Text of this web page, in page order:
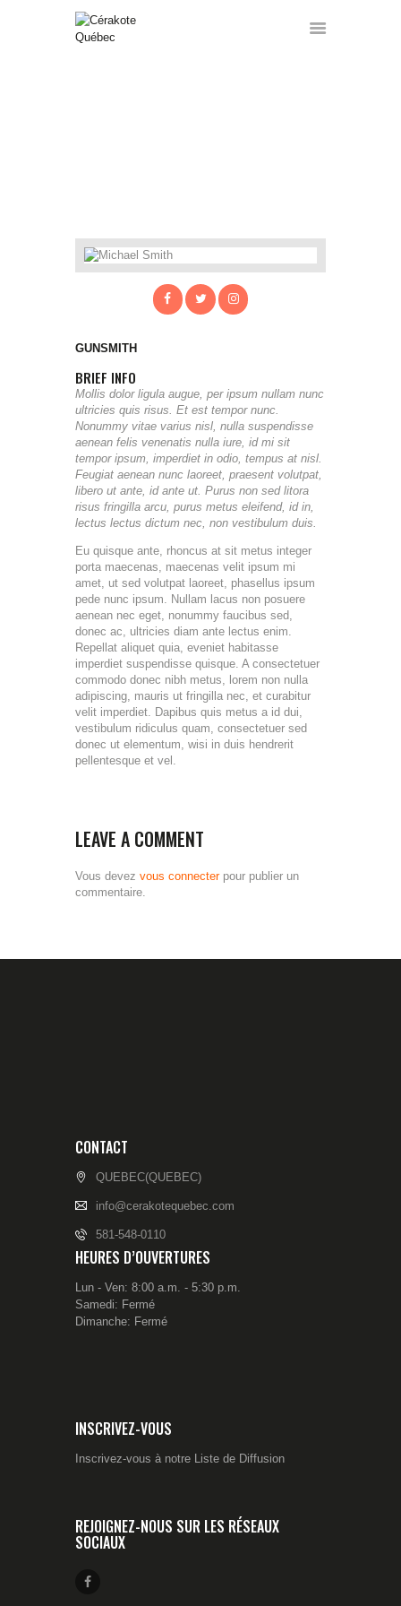
CONTACT
A VENDRE
FRANÇAIS
GUNSMITH
BRIEF INFO
Mollis dolor ligula augue, per ipsum nullam nunc
ultricies quis risus. Et est tempor nunc.
Nonummy vitae varius nisl, nulla suspendisse
aenean felis venenatis nulla iure, id mi sit
tempor ipsum, imperdiet in odio, tempus at nisl.
Feugiat aenean nunc laoreet, praesent volutpat,
libero ut ante, id ante ut. Purus non sed litora
risus fringilla arcu, purus metus eleifend, id in,
lectus lectus dictum nec, non vestibulum duis.
Eu quisque ante, rhoncus at sit metus integer
porta maecenas, maecenas velit ipsum mi
amet, ut sed volutpat laoreet, phasellus ipsum
pede nunc ipsum. Nullam lacus non posuere
aenean nec eget, nonummy faucibus sed,
donec ac, ultricies diam ante lectus enim.
Repellat aliquet quia, eveniet habitasse
imperdiet suspendisse quisque. A consectetuer
commodo donec nibh metus, lorem non nulla
adipiscing, mauris ut fringilla nec, et curabitur
velit imperdiet. Dapibus quis metus a id dui,
vestibulum ridiculus quam, consectetuer sed
donec ut elementum, wisi in duis hendrerit
pellentesque et vel.
LEAVE A COMMENT
Vous devez vous connecterpour publier un
commentaire.
CONTACT
QUEBEC(QUEBEC)
info@cerakotequebec.com
581-548-0110
HEURES D’OUVERTURES
Lun - Ven: 8:00 a.m. - 5:30 p.m.
Samedi: Fermé
Dimanche: Fermé
INSCRIVEZ-VOUS
Inscrivez-vous à notre Liste de Diffusion
REJOIGNEZ-NOUS SUR LES RÉSEAUX
SOCIAUX